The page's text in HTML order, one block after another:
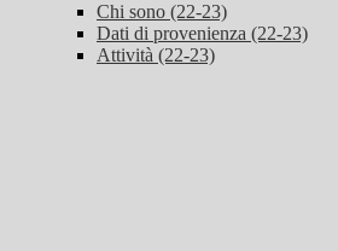
Chi sono (22-23)
Dati di provenienza (22-23)
Attività (22-23)